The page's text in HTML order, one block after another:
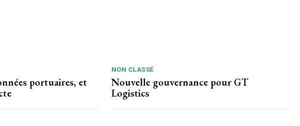
portuaires, et
NON CLASSÉ
Nouvelle gouvernance pour GT
Logistics